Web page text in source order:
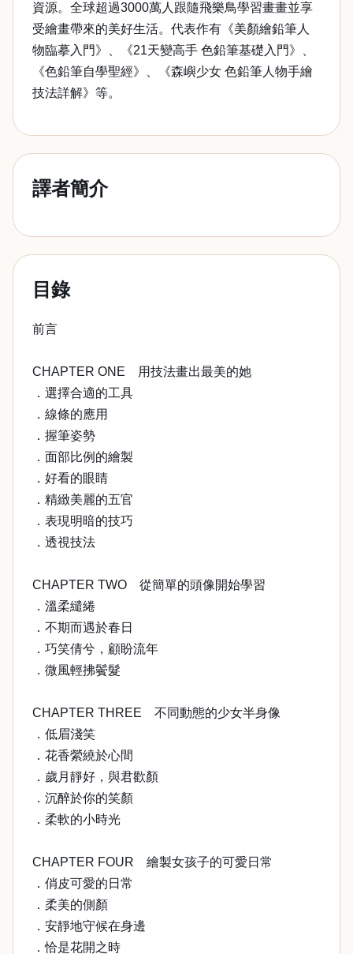
資源。全球超過3000萬人跟隨飛樂鳥學習畫畫並享
受繪畫帶來的美好生活。代表作有《美顏繪鉛筆人
物臨摹入門》、《21天變高手 色鉛筆基礎入門》、
《色鉛筆自學聖經》、《森嶼少女 色鉛筆人物手繪
技法詳解》等。
譯者簡介
目錄
前言
CHAPTER ONE 用技法畫出最美的她
．選擇合適的工具
．線條的應用
．握筆姿勢
．面部比例的繪製
．好看的眼睛
．精緻美麗的五官
．表現明暗的技巧
．透視技法
CHAPTER TWO 從簡單的頭像開始學習
．溫柔繾綣
．不期而遇於春日
．巧笑倩兮，顧盼流年
．微風輕拂鬢髮
CHAPTER THREE 不同動態的少女半身像
．低眉淺笑
．花香縈繞於心間
．歲月靜好，與君歡顏
．沉醉於你的笑顏
．柔軟的小時光
CHAPTER FOUR 繪製女孩子的可愛日常
．俏皮可愛的日常
．柔美的側顏
．安靜地守候在身邊
．恰是花開之時